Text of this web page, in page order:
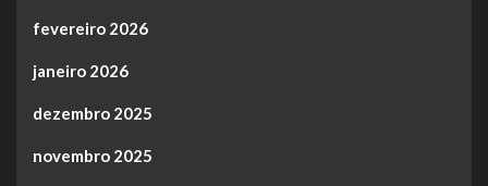
fevereiro 2026
janeiro 2026
dezembro 2025
novembro 2025